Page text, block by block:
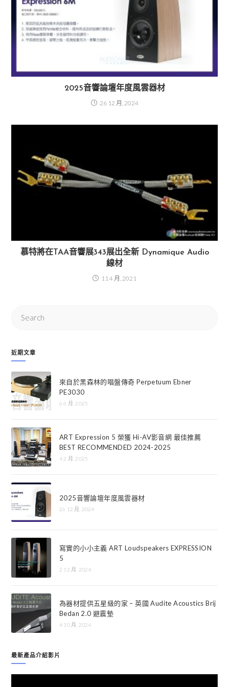
2025音響論壇年度風雲器材
26 12 月, 2024
慕特將在TAA⾳響展343展出全新 Dynamique Audio
線材
11 4 月, 2021
近期文章
來自於黑森林的唱盤傳奇 Perpetuum Ebner
PE3030
6 6 月, 2025
ART Expression 5 榮獲 Hi-AV影音網 最佳推薦
BEST RECOMMENDED 2024-2025
4 2 月, 2025
2025音響論壇年度風雲器材
26 12 月, 2024
寫實的小小主義 ART Loudspeakers EXPRESSION
5
2 12 月, 2024
為器材提供五星級的家 – 英國 Audite Acoustics Brij
Bedan 2.0 避震墊
4 10 月, 2024
最新產品介紹影片